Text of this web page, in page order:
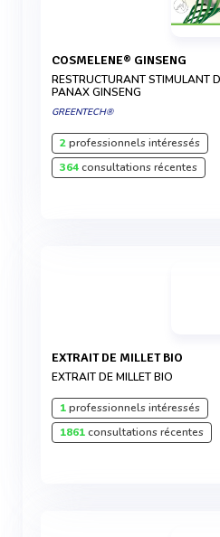
COSMELENE® GINSENG
RESTRUCTURANT STIMULANT
PANAX GINSENG
GREENTECH®
2professionnels intéressés
364consultations récentes
EXTRAIT DE MILLET BIO
EXTRAIT DE MILLET BIO
1professionnels intéressés
1861consultations récentes